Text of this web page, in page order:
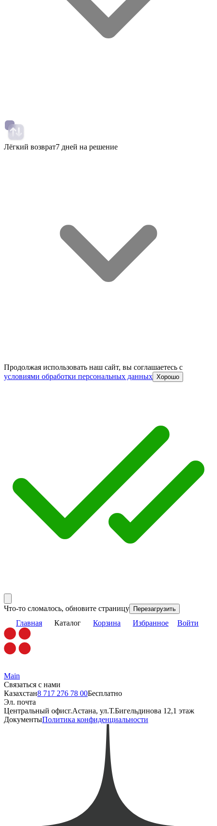
Лёгкий возврат7 дней на решение
Продолжая использовать наш сайт, вы соглашаетесь c
условиями обработки персональных данных Хорошо
Что-то сломалось, обновите страницу Перезагрузить
Главная Каталог Корзина Избранное Войти
Main
Связаться с нами
Казахстан8 717 276 78 00Бесплатно
Эл. почта
Центральный офисг.Астана, ул.Т.Бигельдинова 12,1 этаж
ДокументыПолитика конфиденциальности